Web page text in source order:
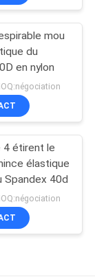
mou
du
en nylon
4 étirent le
élastique
Spandex 40d